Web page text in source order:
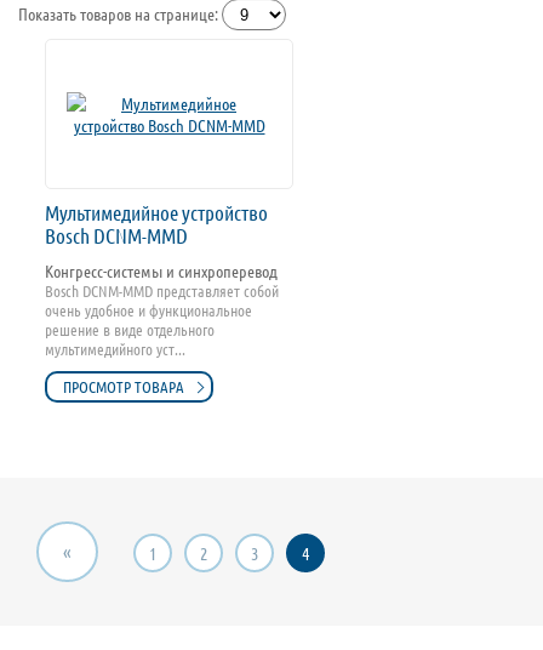
Показать товаров на странице:
Мультимедийное устройство
Bosch DCNM-MMD
Конгресс-системы и синхроперевод
Bosch DCNM-MMD представляет собой
очень удобное и функциональное
решение в виде отдельного
мультимедийного уст...
ПРОСМОТР ТОВАРА
« 1 2 3 4